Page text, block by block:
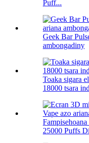
Puff...
Geek Bar
ambongadiny
Toaka sigara
18000 tsara
25000 Puffs